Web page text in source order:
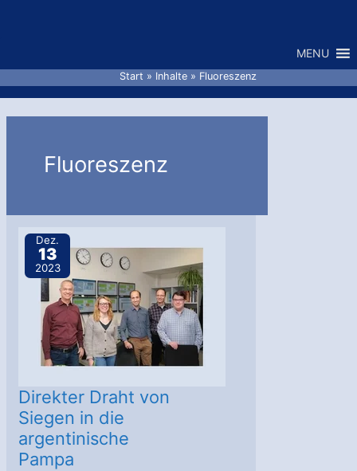
MENU
Start Inhalte Fluoreszenz
Fluoreszenz
Dez.
13
2023
Direkter Draht von
Siegen in die
argentinische
Pampa